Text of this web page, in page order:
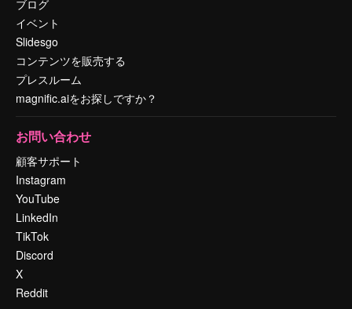
ブログ
イベント
Slidesgo
コンテンツを販売する
プレスルーム
magnific.aiをお探しですか？
お問い合わせ
顧客サポート
Instagram
YouTube
LinkedIn
TikTok
Discord
X
Reddit